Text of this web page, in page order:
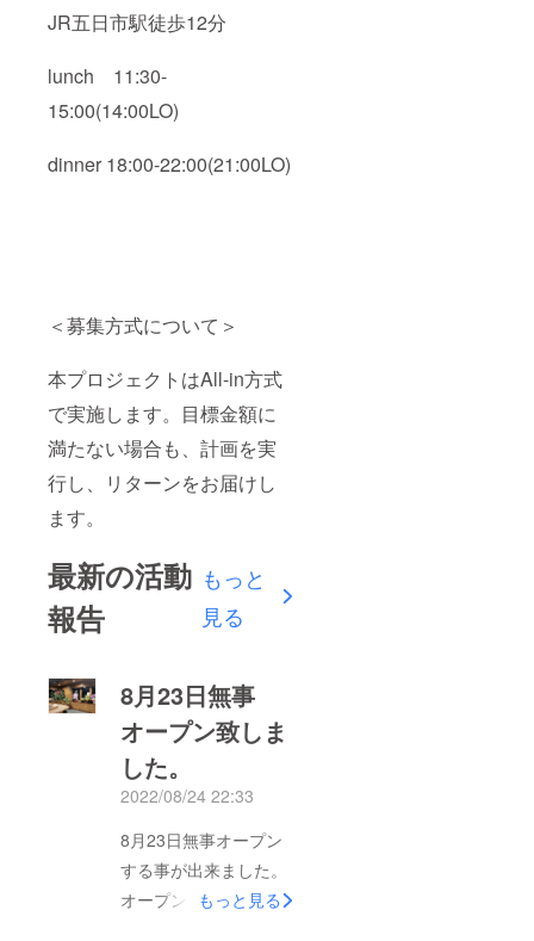
JR五日市駅徒歩12分
lunch 11:30-
15:00(14:00LO)
dinner 18:00-22:00(21:00LO)
＜募集方式について＞
本プロジェクトはAll-in方式
で実施します。目標金額に
満たない場合も、計画を実
行し、リターンをお届けし
ます。
最新の活動
報告
もっと
見る
8月23日無事
オープン致しま
した。
2022/08/24 22:33
8月23日無事オープン
する事が出来ました。
オープンに際し、たく
もっと見る